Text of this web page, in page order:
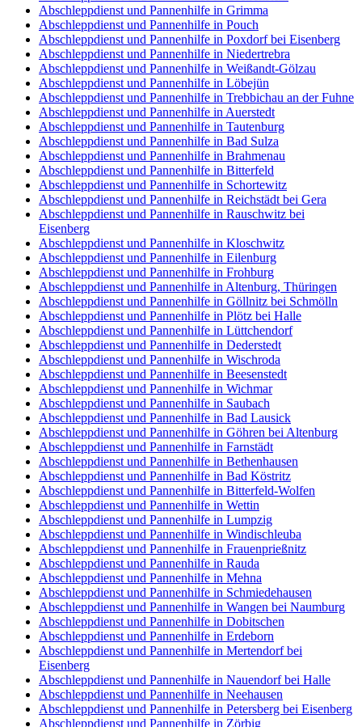
Abschleppdienst und Pannenhilfe in Grimma
Abschleppdienst und Pannenhilfe in Pouch
Abschleppdienst und Pannenhilfe in Poxdorf bei Eisenberg
Abschleppdienst und Pannenhilfe in Niedertrebra
Abschleppdienst und Pannenhilfe in Weißandt-Gölzau
Abschleppdienst und Pannenhilfe in Löbejün
Abschleppdienst und Pannenhilfe in Trebbichau an der Fuhne
Abschleppdienst und Pannenhilfe in Auerstedt
Abschleppdienst und Pannenhilfe in Tautenburg
Abschleppdienst und Pannenhilfe in Bad Sulza
Abschleppdienst und Pannenhilfe in Brahmenau
Abschleppdienst und Pannenhilfe in Bitterfeld
Abschleppdienst und Pannenhilfe in Schortewitz
Abschleppdienst und Pannenhilfe in Reichstädt bei Gera
Abschleppdienst und Pannenhilfe in Rauschwitz bei
Eisenberg
Abschleppdienst und Pannenhilfe in Kloschwitz
Abschleppdienst und Pannenhilfe in Eilenburg
Abschleppdienst und Pannenhilfe in Frohburg
Abschleppdienst und Pannenhilfe in Altenburg, Thüringen
Abschleppdienst und Pannenhilfe in Göllnitz bei Schmölln
Abschleppdienst und Pannenhilfe in Plötz bei Halle
Abschleppdienst und Pannenhilfe in Lüttchendorf
Abschleppdienst und Pannenhilfe in Dederstedt
Abschleppdienst und Pannenhilfe in Wischroda
Abschleppdienst und Pannenhilfe in Beesenstedt
Abschleppdienst und Pannenhilfe in Wichmar
Abschleppdienst und Pannenhilfe in Saubach
Abschleppdienst und Pannenhilfe in Bad Lausick
Abschleppdienst und Pannenhilfe in Göhren bei Altenburg
Abschleppdienst und Pannenhilfe in Farnstädt
Abschleppdienst und Pannenhilfe in Bethenhausen
Abschleppdienst und Pannenhilfe in Bad Köstritz
Abschleppdienst und Pannenhilfe in Bitterfeld-Wolfen
Abschleppdienst und Pannenhilfe in Wettin
Abschleppdienst und Pannenhilfe in Lumpzig
Abschleppdienst und Pannenhilfe in Windischleuba
Abschleppdienst und Pannenhilfe in Frauenprießnitz
Abschleppdienst und Pannenhilfe in Rauda
Abschleppdienst und Pannenhilfe in Mehna
Abschleppdienst und Pannenhilfe in Schmiedehausen
Abschleppdienst und Pannenhilfe in Wangen bei Naumburg
Abschleppdienst und Pannenhilfe in Dobitschen
Abschleppdienst und Pannenhilfe in Erdeborn
Abschleppdienst und Pannenhilfe in Mertendorf bei
Eisenberg
Abschleppdienst und Pannenhilfe in Nauendorf bei Halle
Abschleppdienst und Pannenhilfe in Neehausen
Abschleppdienst und Pannenhilfe in Petersberg bei Eisenberg
Abschleppdienst und Pannenhilfe in Zörbig